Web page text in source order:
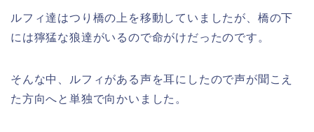
ルフィ達はつり橋の上を移動していましたが、橋の下
には獰猛な狼達がいるので命がけだったのです。
そんな中、ルフィがある声を耳にしたので声が聞こえ
た方向へと単独で向かいました。